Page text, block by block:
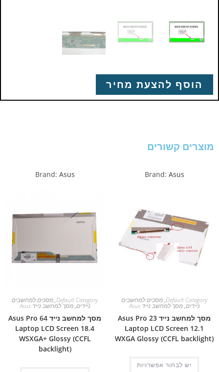
הוסף להצעת מחיר
מוצרים קשורים
Brand: Asus
Default Category
,מסכים למחשבים
ניידים,מסך למחשב נייד Asus
מסך למחשב נייד Asus Pro 23
Laptop LCD Screen 12.1
WXGA Glossy (CCFL backlight)
יש לבחור אפשרויות
Brand: Asus
Default Category
,מסכים למחשבים
ניידים,מסך למחשב נייד Asus
מסך למחשב נייד Asus Pro 64
Laptop LCD Screen 18.4
WSXGA+ Glossy (CCFL
backlight)